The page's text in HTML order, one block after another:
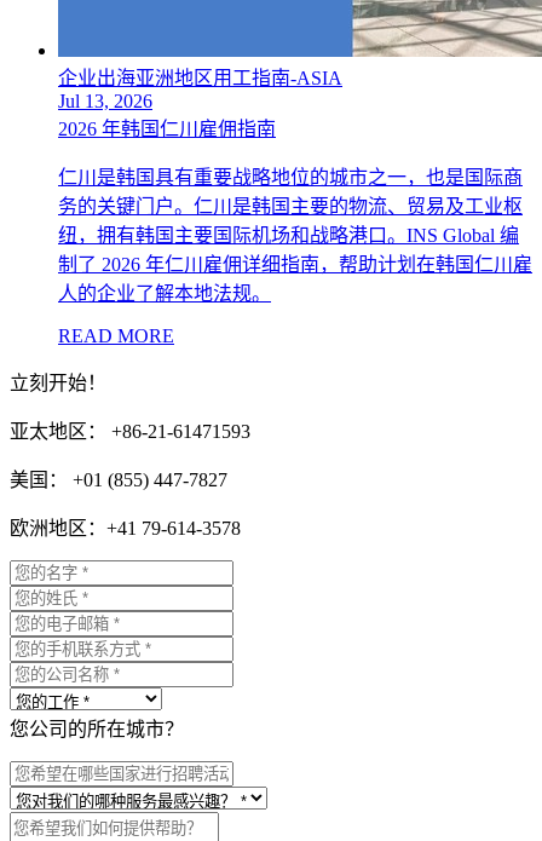
企业出海亚洲地区用工指南-ASIA
Jul 13, 2026
2026 年韩国仁川雇佣指南
仁川是韩国具有重要战略地位的城市之一，也是国际商
务的关键门户。仁川是韩国主要的物流、贸易及工业枢
纽，拥有韩国主要国际机场和战略港口。INS Global 编
制了 2026 年仁川雇佣详细指南，帮助计划在韩国仁川雇
人的企业了解本地法规。
READ MORE
立刻开始！
亚太地区： +86-21-61471593
美国： +01 (855) 447-7827
欧洲地区：+41 79-614-3578
您公司的所在城市？